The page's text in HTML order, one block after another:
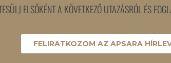
ELSŐKÉNT A KÖVETKEZŐ UTAZÁSRÓL ÉS
FELIRATKOZOM AZ APSARA